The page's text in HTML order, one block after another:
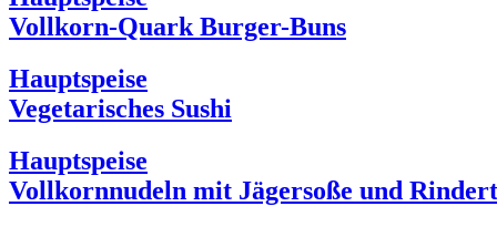
Vollkorn-Quark Burger-Buns
Hauptspeise
Vegetarisches Sushi
Hauptspeise
Vollkornnudeln mit Jägersoße und